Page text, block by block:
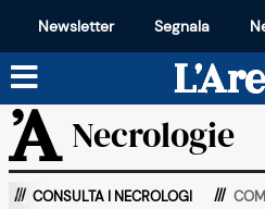
Newsletter Segnala
Necrologie
CONSULTA I NECROLOGI